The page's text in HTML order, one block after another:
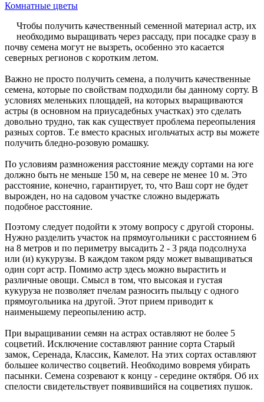
Комнатные цветы
Чтобы получить качественный семенной материал астр, их
необходимо выращивать через рассаду, при посадке сразу в
почву семена могут не вызреть, особенно это касается
северных регионов с коротким летом.
Важно не просто получить семена, а получить качественные
семена, которые по свойствам подходили бы данному сорту. В
условиях меленьких площадей, на которых выращиваются
астры (в основном на приусадебных участках) это сделать
довольно трудно, так как существует проблема переопыления
разных сортов. Т.е вместо красных игольчатых астр вы можете
получить бледно-розовую ромашку.
По условиям размножения расстояние между сортами на юге
должно быть не меньше 150 м, на севере не менее 10 м. Это
расстояние, конечно, гарантирует, то, что Ваш сорт не будет
вырожден, но на садовом участке сложно выдержать
подобное расстояние.
Поэтому следует подойти к этому вопросу с другой стороны.
Нужно разделить участок на прямоугольники с расстоянием 6
на 8 метров и по периметру высадить 2 - 3 ряда подсолнуха
или (и) кукурузы. В каждом таком ряду может выващиваться
один сорт астр. Помимо астр здесь можно вырастить и
различные овощи. Смысл в том, что высокая и густая
кукуруза не позволяет пчелам разносить пыльцу с одного
прямоугольника на другой. Этот прием приводит к
наименьшему переопылению астр.
При выращивании семян на астрах оставляют не более 5
соцветий. Исключение составляют ранние сорта Старый
замок, Серенада, Классик, Камелот. На этих сортах оставляют
большее количество соцветий. Необходимо вовремя убирать
пасынки. Семена созревают к концу - середине октября. Об их
спелости свидетельствует появившийся на соцветиях пушок.